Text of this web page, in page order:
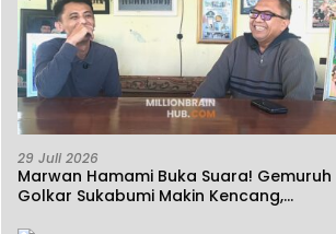
29 Juli 2026
Marwan Hamami Buka Suara! Gemuruh
Golkar Sukabumi Makin Kencang,